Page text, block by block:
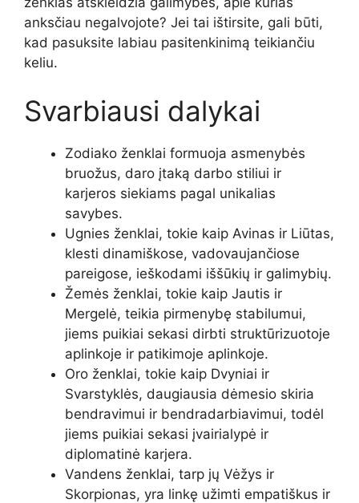
anksčiau negalvojote? Jei tai ištirsite, gali būti,
kad pasuksite labiau pasitenkinimą teikiančiu
keliu.
Svarbiausi dalykai
Zodiako ženklai formuoja asmenybės
bruožus, daro įtaką darbo stiliui ir
karjeros siekiams pagal unikalias
savybes.
Ugnies ženklai, tokie kaip Avinas ir Liūtas,
klesti dinamiškose, vadovaujančiose
pareigose, ieškodami iššūkių ir galimybių.
Žemės ženklai, tokie kaip Jautis ir
Mergelė, teikia pirmenybę stabilumui,
jiems puikiai sekasi dirbti struktūrizuotoje
aplinkoje ir patikimoje aplinkoje.
Oro ženklai, tokie kaip Dvyniai ir
Svarstyklės, daugiausia dėmesio skiria
bendravimui ir bendradarbiavimui, todėl
jiems puikiai sekasi įvairialypė ir
diplomatinė karjera.
Vandens ženklai, tarp jų Vėžys ir
Skorpionas, yra linkę užimti empatiškus ir